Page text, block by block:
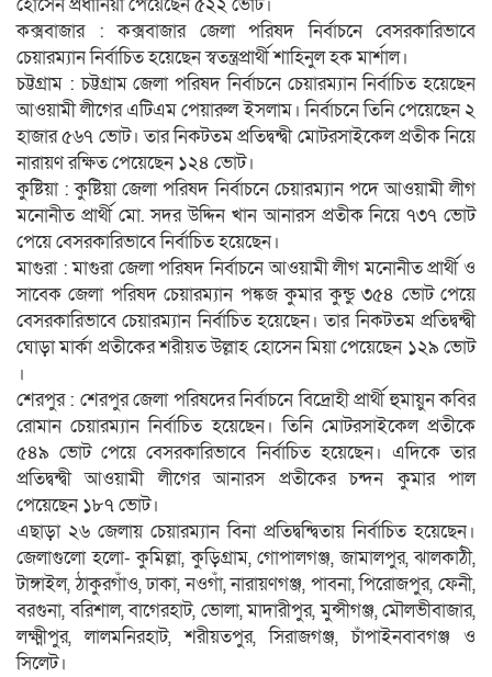
কক্সবাজার : কক্সবাজার জেলা পরিষদ নির্বাচনে বেসরকারিভাবে
চেয়ারম্যান নির্বাচিত হয়েছেন স্বতন্ত্রপ্রার্থী শাহিনুল হক মার্শাল।
চট্টগ্রাম : চট্টগ্রাম জেলা পরিষদ নির্বাচনে চেয়ারম্যান নির্বাচিত হয়েছেন
আওয়ামী লীগের এটিএম পেয়ারুল ইসলাম। নির্বাচনে তিনি পেয়েছেন ২
হাজার ৫৬৭ ভোট। তার নিকটতম প্রতিদ্বন্দ্বী মোটরসাইকেল প্রতীক নিয়ে
নারায়ণ রক্ষিত পেয়েছেন ১২৪ ভোট।
কুষ্টিয়া : কুষ্টিয়া জেলা পরিষদ নির্বাচনে চেয়ারম্যান পদে আওয়ামী লীগ
মনোনীত প্রার্থী মো. সদর উদ্দিন খান আনারস প্রতীক নিয়ে ৭৩৭ ভোট
পেয়ে বেসরকারিভাবে নির্বাচিত হয়েছেন।
মাগুরা : মাগুরা জেলা পরিষদ নির্বাচনে আওয়ামী লীগ মনোনীত প্রার্থী ও
সাবেক জেলা পরিষদ চেয়ারম্যান পঙ্কজ কুমার কুন্ডু ৩৫৪ ভোট পেয়ে
বেসরকারিভাবে চেয়ারম্যান নির্বাচিত হয়েছেন। তার নিকটতম প্রতিদ্বন্দ্বী
ঘোড়া মার্কা প্রতীকের শরীয়ত উল্লাহ হোসেন মিয়া পেয়েছেন ১২৯ ভোট
।
শেরপুর : শেরপুর জেলা পরিষদের নির্বাচনে বিদ্রোহী প্রার্থী হুমায়ুন কবির
রোমান চেয়ারম্যান নির্বাচিত হয়েছেন। তিনি মোটরসাইকেল প্রতীকে
৫৪৯ ভোট পেয়ে বেসরকারিভাবে নির্বাচিত হয়েছেন। এদিকে তার
প্রতিদ্বন্দ্বী আওয়ামী লীগের আনারস প্রতীকের চন্দন কুমার পাল
পেয়েছেন ১৮৭ ভোট।
এছাড়া ২৬ জেলায় চেয়ারম্যান বিনা প্রতিদ্বন্দ্বিতায় নির্বাচিত হয়েছেন।
জেলাগুলো হলো- কুমিল্লা, কুড়িগ্রাম, গোপালগঞ্জ, জামালপুর, ঝালকাঠী,
টাঙ্গাইল, ঠাকুরগাঁও, ঢাকা, নওগাঁ, নারায়ণগঞ্জ, পাবনা, পিরোজপুর, ফেনী,
বরগুনা, বরিশাল, বাগেরহাট, ভোলা, মাদারীপুর, মুন্সীগঞ্জ, মৌলভীবাজার,
লক্ষ্মীপুর, লালমনিরহাট, শরীয়তপুর, সিরাজগঞ্জ, চাঁপাইনবাবগঞ্জ ও
সিলেট।